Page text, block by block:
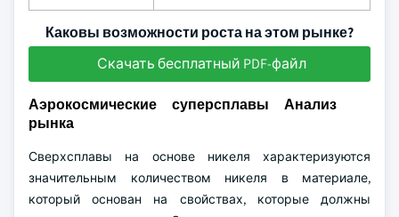
Каковы возможности роста на этом рынке?
Скачать бесплатный PDF-файл
Аэрокосмические суперсплавы Анализ
рынка
Сверхсплавы на основе никеля характеризуются
значительным количеством никеля в материале,
который основан на свойствах, которые должны